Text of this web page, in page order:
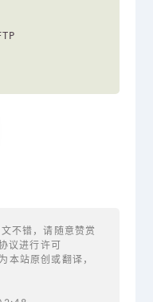
不错，请随意赞赏
议进行许可
本站原创或翻译，